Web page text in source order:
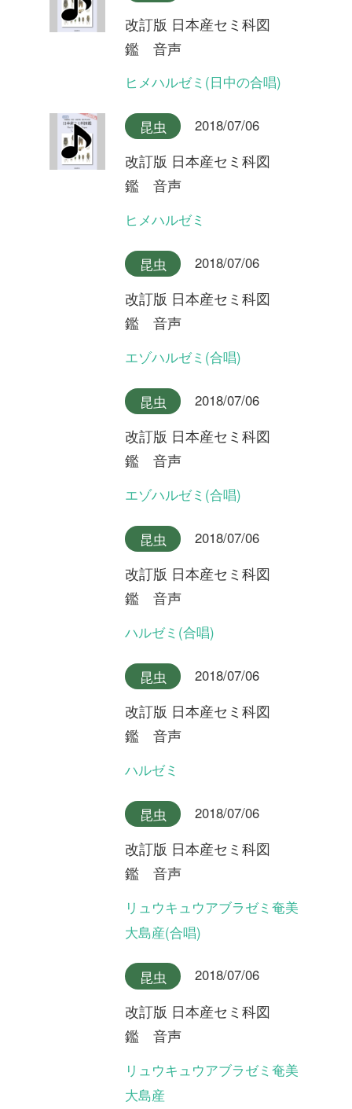
昆虫
改訂版 日本産セミ科図
アブラゼミ
昆虫 2018/07/06
改訂版 日本産セミ科図
鑑 音声
改訂版 日本産セミ科図
鑑 音声
クマゼミ
昆虫 2018/07/06
改訂版 日本産セミ科図
鑑 音声
スジアカクマゼミ
改訂版 日本産セミ科図
鑑 音声
キュウシュウエゾゼミ本州産
昆虫 2018/07/06
鑑 音声
キュウシュウエゾゼミ九州産
昆虫 2018/07/06
改訂版 日本産セミ科図
昆虫 2018/07/06
改訂版 日本産セミ科図
鑑 音声
昆虫 2018/07/06
改訂版 日本産セミ科図
鑑 音声
エゾゼミ
改訂版 日本産セミ科図
鑑 音声